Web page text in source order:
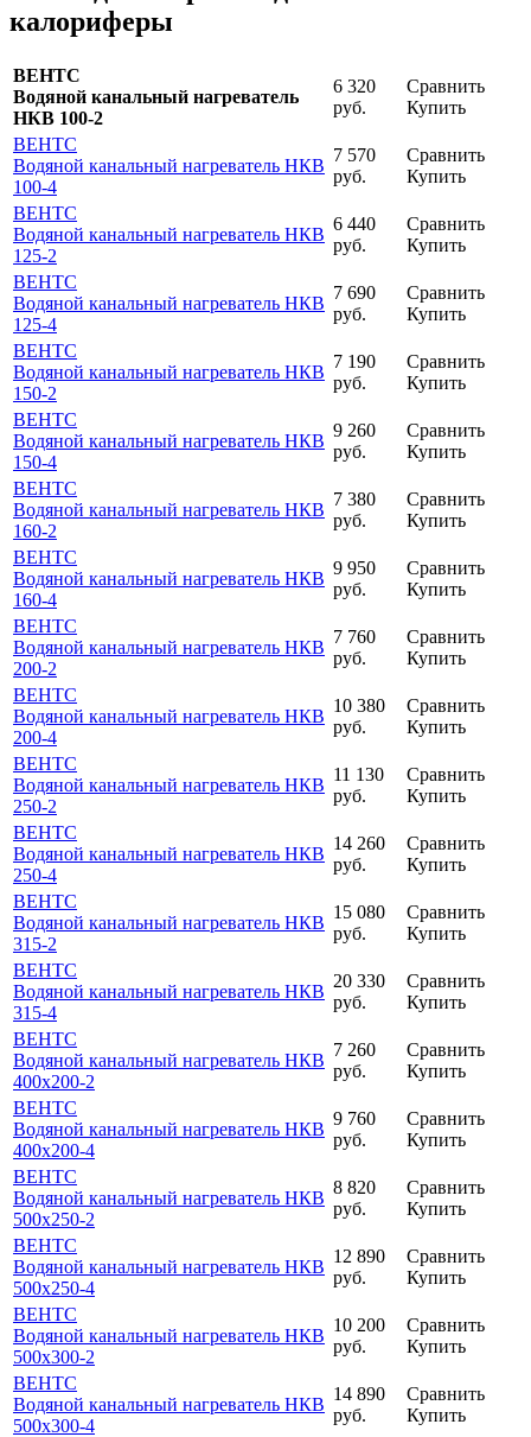
калориферы
ВЕНТС
Водяной канальный нагреватель
НКВ 100-2
6 320
руб.
Сравнить
Купить
ВЕНТС
Водяной канальный нагреватель НКВ
100-4
7 570
руб.
Сравнить
Купить
ВЕНТС
Водяной канальный нагреватель НКВ
125-2
6 440
руб.
Сравнить
Купить
ВЕНТС
Водяной канальный нагреватель НКВ
125-4
7 690
руб.
Сравнить
Купить
ВЕНТС
Водяной канальный нагреватель НКВ
150-2
7 190
руб.
Сравнить
Купить
ВЕНТС
Водяной канальный нагреватель НКВ
150-4
9 260
руб.
Сравнить
Купить
ВЕНТС
Водяной канальный нагреватель НКВ
160-2
7 380
руб.
Сравнить
Купить
ВЕНТС
Водяной канальный нагреватель НКВ
160-4
9 950
руб.
Сравнить
Купить
ВЕНТС
Водяной канальный нагреватель НКВ
200-2
7 760
руб.
Сравнить
Купить
ВЕНТС
Водяной канальный нагреватель НКВ
200-4
10 380
руб.
Сравнить
Купить
ВЕНТС
Водяной канальный нагреватель НКВ
250-2
11 130
руб.
Сравнить
Купить
ВЕНТС
Водяной канальный нагреватель НКВ
250-4
14 260
руб.
Сравнить
Купить
ВЕНТС
Водяной канальный нагреватель НКВ
315-2
15 080
руб.
Сравнить
Купить
ВЕНТС
Водяной канальный нагреватель НКВ
315-4
20 330
руб.
Сравнить
Купить
ВЕНТС
Водяной канальный нагреватель НКВ
400x200-2
7 260
руб.
Сравнить
Купить
ВЕНТС
Водяной канальный нагреватель НКВ
400x200-4
9 760
руб.
Сравнить
Купить
ВЕНТС
Водяной канальный нагреватель НКВ
500x250-2
8 820
руб.
Сравнить
Купить
ВЕНТС
Водяной канальный нагреватель НКВ
500x250-4
12 890
руб.
Сравнить
Купить
ВЕНТС
Водяной канальный нагреватель НКВ
500x300-2
10 200
руб.
Сравнить
Купить
ВЕНТС
Водяной канальный нагреватель НКВ
500x300-4
14 890
руб.
Сравнить
Купить